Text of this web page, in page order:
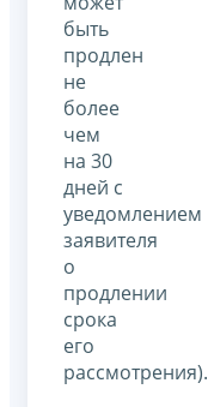
быть
продлен
не
более
чем
на 30
дней с
уведомлением
заявителя
о
продлении
срока
его
рассмотрения).